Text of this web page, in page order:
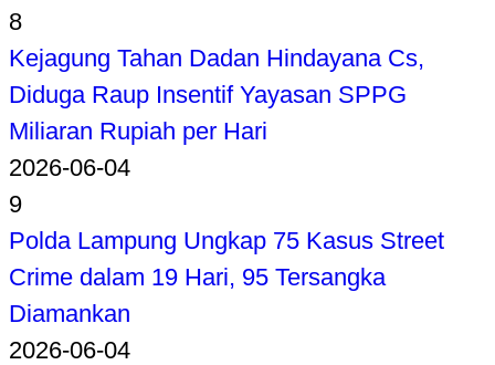
8
Kejagung Tahan Dadan Hindayana Cs,
Diduga Raup Insentif Yayasan SPPG
Miliaran Rupiah per Hari
2026-06-04
9
Polda Lampung Ungkap 75 Kasus Street
Crime dalam 19 Hari, 95 Tersangka
Diamankan
2026-06-04